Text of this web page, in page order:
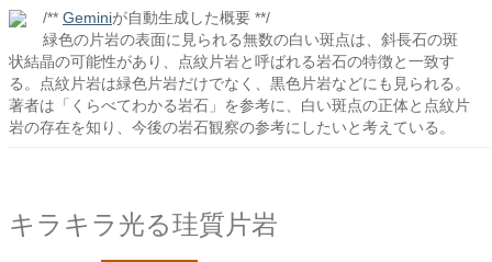
/** Geminiが自動生成した概要 **/
緑色の片岩の表面に見られる無数の白い斑点は、斜長石の斑
状結晶の可能性があり、点紋片岩と呼ばれる岩石の特徴と一致す
る。点紋片岩は緑色片岩だけでなく、黒色片岩などにも見られる。
著者は「くらべてわかる岩石」を参考に、白い斑点の正体と点紋片
岩の存在を知り、今後の岩石観察の参考にしたいと考えている。
キラキラ光る珪質片岩